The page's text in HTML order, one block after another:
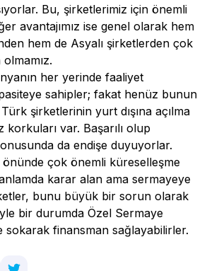
Bu, şirketlerimiz için önemli
avantajımız ise genel olarak hem
hem de Asyalı şirketlerden çok
her yerinde faaliyet
sahipler; fakat henüz bunun
şirketlerinin yurt dışına açılma
var. Başarılı olup
da endişe duyuyorlar.
çok önemli küreselleşme
karar alan ama sermayeye
bunu büyük bir sorun olarak
bir durumda Özel Sermaye
sokarak finansman sağlayabilirler.